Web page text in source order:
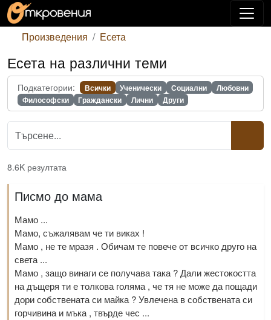
Произведения Есета
Есета на различни теми
Подкатегории: Всички Ученически Социални
Любовни
Философски
Граждански Лични Други
8.6K резултата
Писмо до мама
Мамо ...
Мамо, съжалявам че ти виках !
Мамо , не те мразя . Обичам те повече от всичко друго на
света ...
Мамо , защо винаги се получава така ? Дали жестокостта
на дъщеря ти е толкова голяма , че тя не може да пощади
дори собствената си майка ? Увлечена в собствената си
горчивина и мъка , твърде чес ...